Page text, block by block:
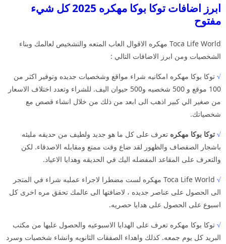
ابرز اضافات توكا بوكا مهكره 2025 كل شيء
مفتوح
Toca Life World مهكره الاقوال العاب المتعه والتشخيص لعالمك وبناء
الشخصيات ومن ابرز الاضافات التالي :
√ توكا بوكا مهكره امكانيه شراء مواقع وشخصيات جديده وتوفير اكثر من
100 موقع و 500 شخصيه و500 حيوان اليف. للشراء وتعدد اختلاف الاسعار
من صغير الي كبير اذهب الى ابعد من ذلك من خلال انشاء قصص مع
شخصياتك.
√ توكا بوكا مهكره تعرف على كل ما هو جديد ولطيف من حديقه مليئه
باشجار الصفصاف والظهور لقد ضاع وقت ممتع ومقابله الاصدقاء. لكن
والتعرف على المقاعد المفضله اليك في الحديقه وهدايا الاعياد.
√
Toca Life World مهكره لست مضطرا لاجراء عمليه شراء في المتجر
الى الحصول على عناصر جديده ، لاضافتها الى عالمك تحقق مره اخرى كل
اسبوع على الحصول على هدايا حصريه.
√ توكا بوكا مهكره تعرف على الهدايا الاسبوعيه والحصول عليها من مكتب
البريد كل يوم جمعه. كذلك واهداء الصفقات الثانويه وانشاء شخصيات وسرد